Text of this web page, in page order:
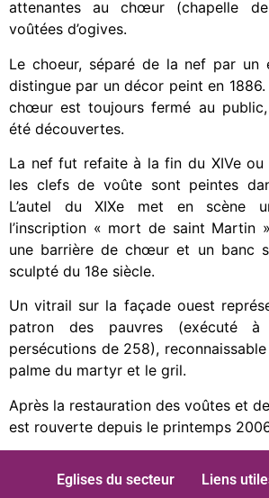
attenantes au chœur (chapelle
voûtées d’ogives.
Le choeur, séparé de la nef par un
distingue par un décor peint en
chœur est toujours fermé au
été découvertes.
La nef fut refaite à la fin du XIVe ou
les clefs de voûte sont peintes
L’autel du XIXe met en scène
l’inscription « mort de saint Martin
une barrière de chœur et un banc
sculpté du 18e siècle.
Un vitrail sur la façade ouest
patron des pauvres (exécuté
persécutions de 258),
palme du martyr et le gril.
Après la restauration des voûtes et
est rouverte depuis le printemps
Eglises du secteur Liens